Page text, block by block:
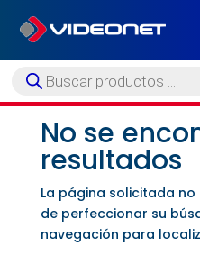
Búsqueda
de
No se
resultados
La página solicitada
de perfeccionar su
navegación para